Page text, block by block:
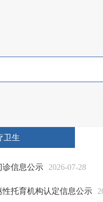
卫生
诊信息公示 2026-07-28
性托育机构认定信息公示